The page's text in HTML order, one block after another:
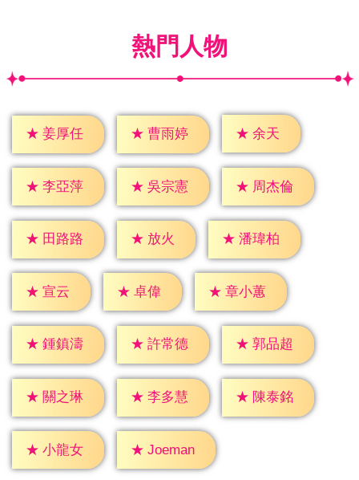
熱門人物
★ 姜厚任 ★ 曹雨婷 ★ 余天
★ 李亞萍 ★ 吳宗憲 ★ 周杰倫
★ 田路路 ★ 放火 ★ 潘瑋柏
★ 宣云 ★ 卓偉 ★ 章小蕙
★ 鍾鎮濤 ★ 許常德 ★ 郭品超
★ 關之琳 ★ 李多慧 ★ 陳泰銘
★ 小龍女 ★ Joeman